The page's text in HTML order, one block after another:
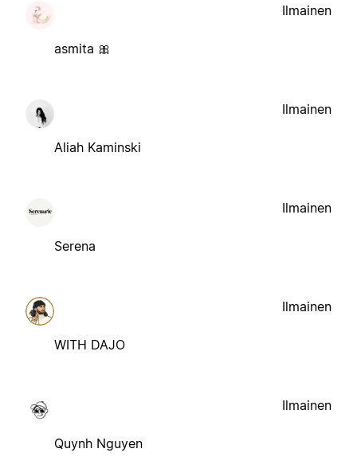
asmita 🎀
Ilmainen
Aliah Kaminski
Ilmainen
Serena
Ilmainen
WITH DAJO
Ilmainen
Quynh Nguyen
Ilmainen